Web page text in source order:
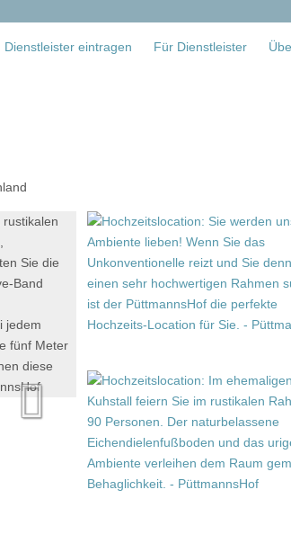
Dienstleister eintragen Für Dienstleister